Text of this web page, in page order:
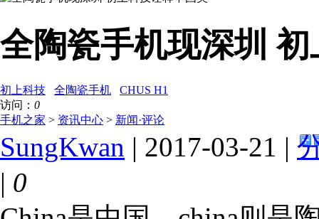
全陶瓷手机现深圳
初上科技 全陶瓷手机
CHUS H1
访问： 0
手机之家 > 资讯中心 > 新闻·评论
SungKwan | 2017-03-21 |
| 0